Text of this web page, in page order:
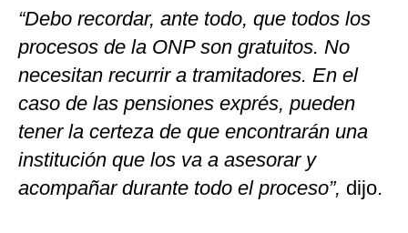
“Debo recordar, ante todo, que todos los
procesos de la ONP son gratuitos. No
necesitan recurrir a tramitadores. En el
caso de las pensiones exprés, pueden
tener la certeza de que encontrarán una
institución que los va a asesorar y
acompañar durante todo el proceso”, dijo.